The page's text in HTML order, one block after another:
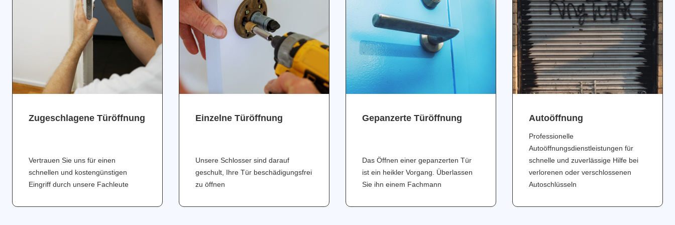
Zugeschlagene Türöffnung
Vertrauen Sie uns für einen
schnellen und kostengünstigen
Eingriff durch unsere Fachleute
Einzelne Türöffnung
Unsere Schlosser sind darauf
geschult, Ihre Tür beschädigungsfrei
zu öffnen
Gepanzerte Türöffnung
Das Öffnen einer gepanzerten Tür
ist ein heikler Vorgang. Überlassen
Sie ihn einem Fachmann
Аutoöffnung
Professionelle
Autoöffnungsdienstleistungen für
schnelle und zuverlässige Hilfe bei
verlorenen oder verschlossenen
Autoschlüsseln